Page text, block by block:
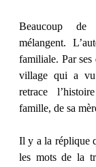
Beaucoup
mélangent.
familiale. Par ses
village qui a
retrace
famille, de sa
Il y a la réplique
les mots de la